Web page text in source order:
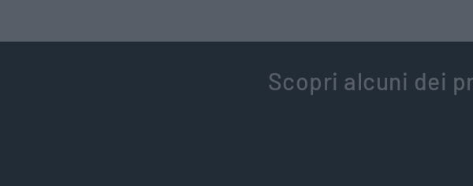
Scopri alcuni dei